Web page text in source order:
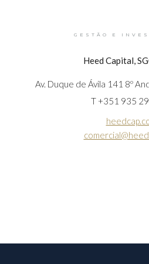
GESTÃO E
Heed Capital,
Av. Duque de Ávila 141 8º
T +351 935